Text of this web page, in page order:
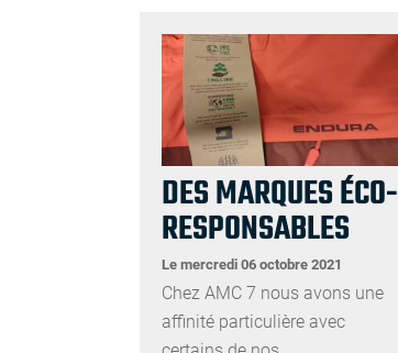
DES MARQUES ÉCO-
RESPONSABLES
Le mercredi 06 octobre 2021
Chez AMC 7 nous avons une
affinité particulière avec